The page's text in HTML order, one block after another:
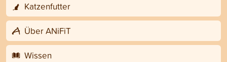
Katzenfutter
Über ANiFiT
Wissen